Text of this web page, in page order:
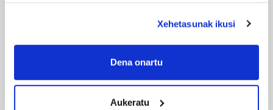
If you allow, we would also like to:
Collect information about your geographical
meters
Identify your device by actively scanning it for
Xehetasunak ikusi
Dena onartu
Aukeratu